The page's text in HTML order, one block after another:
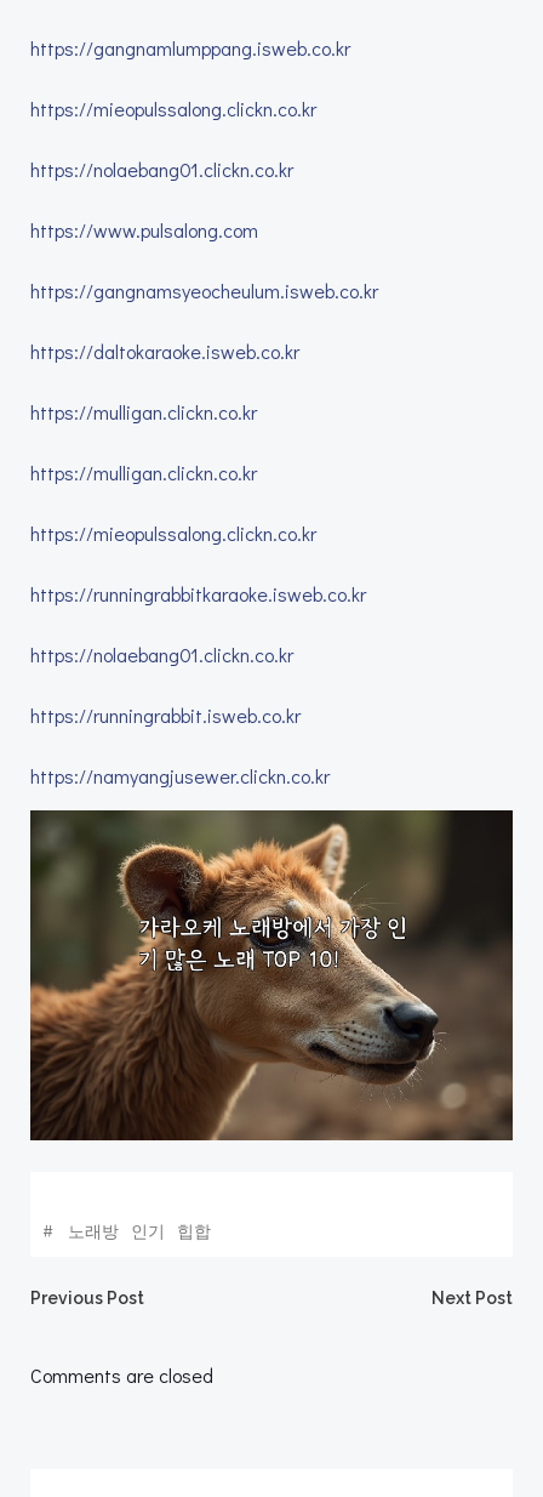
https://gangnamlumppang.isweb.co.kr
https://mieopulssalong.clickn.co.kr
https://nolaebang01.clickn.co.kr
https://www.pulsalong.com
https://gangnamsyeocheulum.isweb.co.kr
https://daltokaraoke.isweb.co.kr
https://mulligan.clickn.co.kr
https://mulligan.clickn.co.kr
https://mieopulssalong.clickn.co.kr
https://runningrabbitkaraoke.isweb.co.kr
https://nolaebang01.clickn.co.kr
https://runningrabbit.isweb.co.kr
https://namyangjusewer.clickn.co.kr
# 노래방 인기 힙합
Post
navigation
Previous Post Next Post
Comments are closed